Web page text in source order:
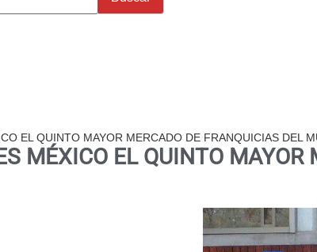
EL QUINTO MAYOR MERCADO DE FRANQUICIAS DEL
MÉXICO EL QUINTO MAYOR